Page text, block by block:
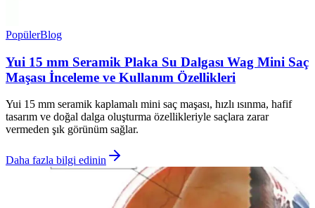
PopülerBlog
Yui 15 mm Seramik Plaka Su Dalgası Wag Mini Saç
Maşası İnceleme ve Kullanım Özellikleri
Yui 15 mm seramik kaplamalı mini saç maşası, hızlı ısınma, hafif
tasarım ve doğal dalga oluşturma özellikleriyle saçlara zarar
vermeden şık görünüm sağlar.
Daha fazla bilgi edinin